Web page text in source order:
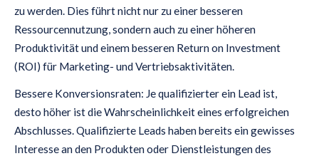
zu werden. Dies führt nicht nur zu einer besseren
Ressourcennutzung, sondern auch zu einer höheren
Produktivität und einem besseren Return on Investment
(ROI) für Marketing- und Vertriebsaktivitäten.
Bessere Konversionsraten: Je qualifizierter ein Lead ist,
desto höher ist die Wahrscheinlichkeit eines erfolgreichen
Abschlusses. Qualifizierte Leads haben bereits ein gewisses
Interesse an den Produkten oder Dienstleistungen des